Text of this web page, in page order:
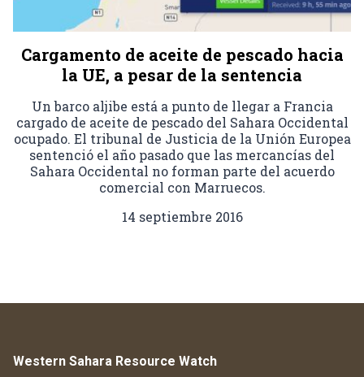
Cargamento de aceite de pescado hacia
la UE, a pesar de la sentencia
Un barco aljibe está a punto de llegar a Francia
cargado de aceite de pescado del Sahara Occidental
ocupado. El tribunal de Justicia de la Unión Europea
sentenció el año pasado que las mercancías del
Sahara Occidental no forman parte del acuerdo
comercial con Marruecos.
14 septiembre 2016
Western Sahara Resource Watch